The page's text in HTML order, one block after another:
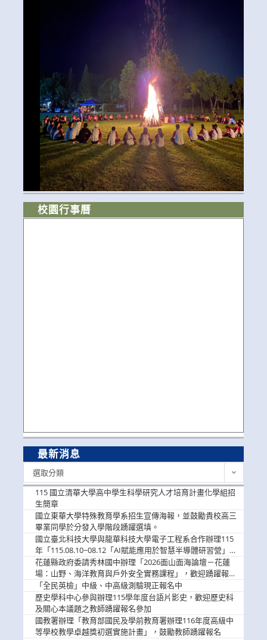
校園行事曆
最新消息
選取分類
115 國立清華大學高中學生科學研究人才培育計畫化學組招
生簡章
國立東華大學特殊教育學系招生宣傳海報，並鼓勵貴校高三
畢業同學於分發入學階段踴躍選填。
國立臺北科技大學與龍華科技大學電子工程系合作辦理115
年「115.08.10~08.12「AI賦能應用於智慧半導體研習營」，
歡迎學生踴躍報名參加
花蓮縣政府委請秀林國中辦理「2026面山面海論壇－花蓮
場：山野、海洋教育與戶外安全實務課程」，歡迎踴躍報名
參加
「全民英檢」中級、中高級測驗現正報名中
歷史學科中心參與辦理115學年度台語片影史，歡迎歷史科
及關心本議題之教師踴躍報名參加
國教署辦理「教育部國民及學前教育署辦理116年度高級中
等學校教學卓越獎初選實施計畫」，鼓勵教師踴躍報名